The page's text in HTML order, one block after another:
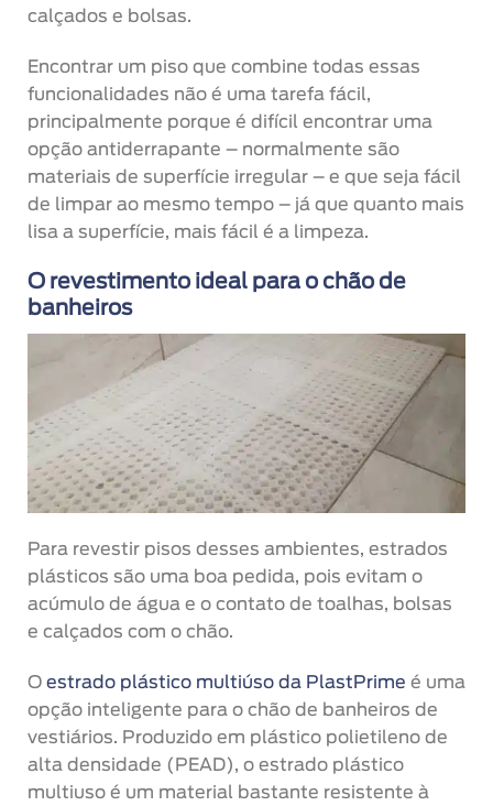
calçados e bolsas.
Encontrar um piso que combine todas essas
funcionalidades não é uma tarefa fácil,
principalmente porque é difícil encontrar uma
opção antiderrapante – normalmente são
materiais de superfície irregular – e que seja fácil
de limpar ao mesmo tempo – já que quanto mais
lisa a superfície, mais fácil é a limpeza.
O revestimento ideal para o chão de
banheiros
Para revestir pisos desses ambientes, estrados
plásticos são uma boa pedida, pois evitam o
acúmulo de água e o contato de toalhas, bolsas
e calçados com o chão.
O estrado plástico multiúso da PlastPrime é uma
opção inteligente para o chão de banheiros de
vestiários. Produzido em plástico polietileno de
alta densidade (PEAD), o estrado plástico
multiuso é um material bastante resistente à